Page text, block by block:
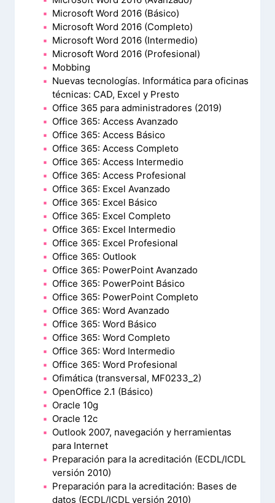
Microsoft Word 2016 (Básico)
Microsoft Word 2016 (Completo)
Microsoft Word 2016 (Intermedio)
Microsoft Word 2016 (Profesional)
Mobbing
Nuevas tecnologías. Informática para oficinas
técnicas: CAD, Excel y Presto
Office 365 para administradores (2019)
Office 365: Access Avanzado
Office 365: Access Básico
Office 365: Access Completo
Office 365: Access Intermedio
Office 365: Access Profesional
Office 365: Excel Avanzado
Office 365: Excel Básico
Office 365: Excel Completo
Office 365: Excel Intermedio
Office 365: Excel Profesional
Office 365: Outlook
Office 365: PowerPoint Avanzado
Office 365: PowerPoint Básico
Office 365: PowerPoint Completo
Office 365: Word Avanzado
Office 365: Word Básico
Office 365: Word Completo
Office 365: Word Intermedio
Office 365: Word Profesional
Ofimática (transversal, MF0233_2)
OpenOffice 2.1 (Básico)
Oracle 10g
Oracle 12c
Outlook 2007, navegación y herramientas
para Internet
Preparación para la acreditación (ECDL/ICDL
versión 2010)
Preparación para la acreditación: Bases de
datos (ECDL/ICDL versión 2010)